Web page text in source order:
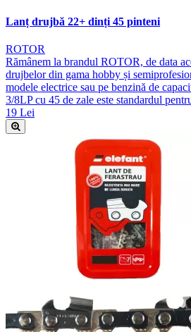
Lanț drujbă 22+ dinți 45 pinteni
ROTOR
Rămânem la brandul ROTOR, de data
drujbelor din gama hobby și
modele electrice sau pe benzină de
3/8LP cu 45 de zale este standardul
19 Lei